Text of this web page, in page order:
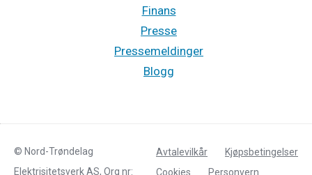
Finans
Presse
Pressemeldinger
Blogg
© Nord-Trøndelag
Elektrisitetsverk AS, Org nr:
Avtalevilkår
Kjøpsbetingelser
Cookies
Personvern